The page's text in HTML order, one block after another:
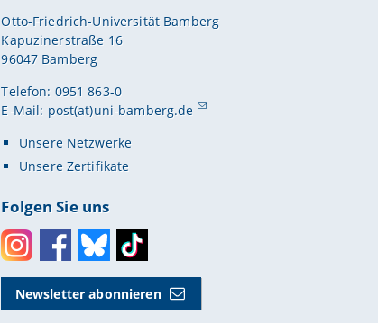
Otto-Friedrich-Universität Bamberg
Kapuzinerstraße 16
96047 Bamberg
Telefon: 0951 863-0
E-Mail: post(at)uni-bamberg.de
Unsere Netzwerke
Unsere Zertifikate
Folgen Sie uns
InstagramFacebookBlueskyToktok
Newsletter abonnieren